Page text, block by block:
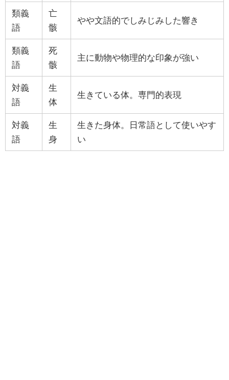
類義
語
亡
骸
やや文語的でしみじみした響き
類義
語
死
骸
主に動物や物理的な印象が強い
対義
語
生
体
生きている体。専門的表現
対義
語
生
身
生きた身体。日常語として使いやす
い